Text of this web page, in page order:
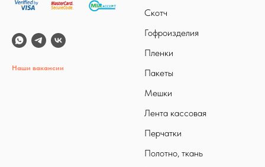
Наши вакансии
Скотч
Гофроизделия
Пленки
Пакеты
Мешки
Лента кассовая
Перчатки
Полотно, ткань